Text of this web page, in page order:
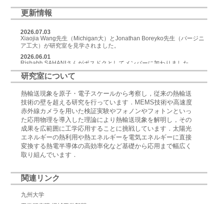
更新情報
研究室について
熱輸送現象を原子・電子スケールから考察し，従来の熱輸送
技術の壁を超える研究を行っています．MEMS技術や高速度
赤外線カメラを用いた検証実験やフォノンやフォトンといっ
た応用物理を導入した理論により熱輸送現象を解明し，その
成果を広範囲に工学応用することに挑戦しています．太陽光
エネルギーの熱利用や熱エネルギーを電気エネルギーに直接
変換する熱電半導体の高効率化など基礎から応用まで幅広く
取り組んでいます．
関連リンク
九州大学